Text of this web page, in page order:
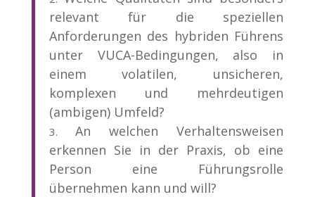
relevant für die speziellen
Anforderungen des hybriden Führens
unter VUCA-Bedingungen, also in
einem volatilen, unsicheren,
komplexen und mehrdeutigen
(ambigen) Umfeld?
An welchen Verhaltensweisen
erkennen Sie in der Praxis, ob eine
Person eine Führungsrolle
übernehmen kann und will?